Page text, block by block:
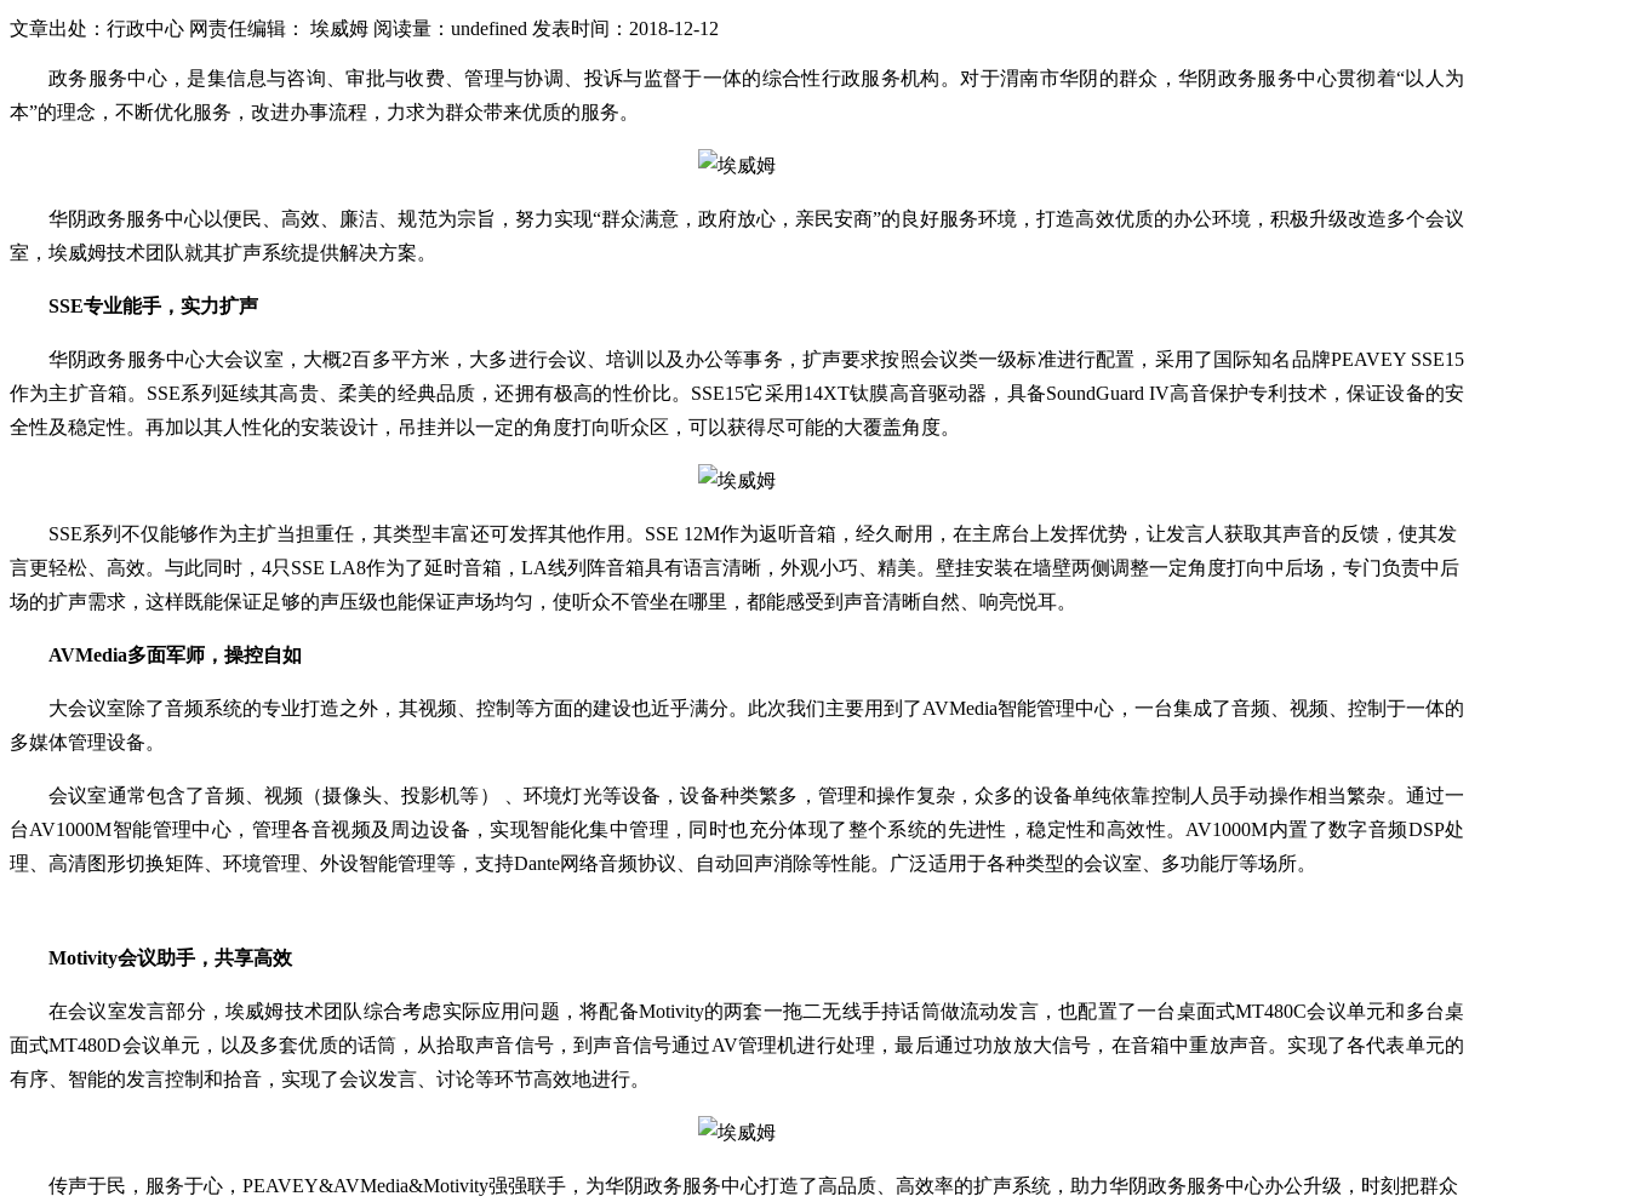
文章出处：行政中心 网责任编辑： 埃威姆 阅读量： undefined 发表时间：2018-12-12
政务服务中心，是集信息与咨询、审批与收费、管理与协调、投诉与监督于一体的综合性行政服务机构。对于渭南市华阴的群众，华阴政务服务中心贯彻着“以人为
本”的理念，不断优化服务，改进办事流程，力求为群众带来优质的服务。
华阴政务服务中心以便民、高效、廉洁、规范为宗旨，努力实现“群众满意，政府放心，亲民安商”的良好服务环境，打造高效优质的办公环境，积极升级改造多个会议
室，埃威姆技术团队就其扩声系统提供解决方案。
SSE专业能手， 实力扩声
华阴政务服务中心大会议室，大概2百多平方米，大多进行会议、培训以及办公等事务，扩声要求按照会议类一级标准进行配置，采用了国际知名品牌PEAVEY SSE15
作为主扩音箱。SSE系列延续其高贵、柔美的经典品质，还拥有极高的性价比。SSE15它采用14XT钛膜高音驱动器，具备SoundGuard IV高音保护专利技术，保证设备的安
全性及稳定性。再加以其人性化的安装设计，吊挂并以一定的角度打向听众区，可以获得尽可能的大覆盖角度。
SSE系列不仅能够作为主扩当担重任，其类型丰富还可发挥其他作用。SSE 12M作为返听音箱，经久耐用，在主席台上发挥优势，让发言人获取其声音的反馈，使其发
言更轻松、高效。与此同时，4只SSE LA8作为了延时音箱，LA线列阵音箱具有语言清晰，外观小巧、精美。壁挂安装在墙壁两侧调整一定角度打向中后场，专门负责中后
场的扩声需求，这样既能保证足够的声压级也能保证声场均匀，使听众不管坐在哪里，都能感受到声音清晰自然、响亮悦耳。
AVMedia多面军师，操控自如
大会议室除了音频系统的专业打造之外，其视频、控制等方面的建设也近乎满分。此次我们主要用到了AVMedia智能管理中心，一台集成了音频、视频、控制于一体的
多媒体管理设备。
会议室通常包含了音频、视频（摄像头、投影机等） 、环境灯光等设备，设备种类繁多，管理和操作复杂，众多的设备单纯依靠控制人员手动操作相当繁杂。通过一
台AV1000M智能管理中心，管理各音视频及周边设备，实现智能化集中管理，同时也充分体现了整个系统的先进性，稳定性和高效性。AV1000M内置了数字音频DSP处
理、高清图形切换矩阵、环境管理、外设智能管理等，支持Dante网络音频协议、自动回声消除等性能。广泛适用于各种类型的会议室、多功能厅等场所。
Motivity会议助手，共享高效
在会议室发言部分，埃威姆技术团队综合考虑实际应用问题，将配备Motivity的两套一拖二无线手持话筒做流动发言，也配置了一台桌面式MT480C会议单元和多台桌
面式MT480D会议单元，以及多套优质的话筒，从拾取声音信号，到声音信号通过AV管理机进行处理，最后通过功放放大信号，在音箱中重放声音。实现了各代表单元的
有序、智能的发言控制和拾音，实现了会议发言、讨论等环节高效地进行。
传声于民，服务于心，PEAVEY&AVMedia&Motivity强强联手，为华阴政务服务中心打造了高品质、高效率的扩声系统，助力华阴政务服务中心办公升级，时刻把群众